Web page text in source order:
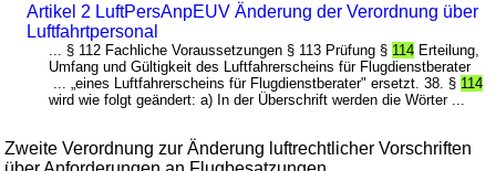
Artikel 2 LuftPersAnpEUV Änderung der Verordnung über
Luftfahrtpersonal
... § 112 Fachliche Voraussetzungen § 113 Prüfung § 114 Erteilung,
Umfang und Gültigkeit des Luftfahrerscheins für Flugdienstberater
... „eines Luftfahrerscheins für Flugdienstberater" ersetzt. 38. § 114
wird wie folgt geändert: a) In der Überschrift werden die Wörter ...
Zweite Verordnung zur Änderung luftrechtlicher Vorschriften